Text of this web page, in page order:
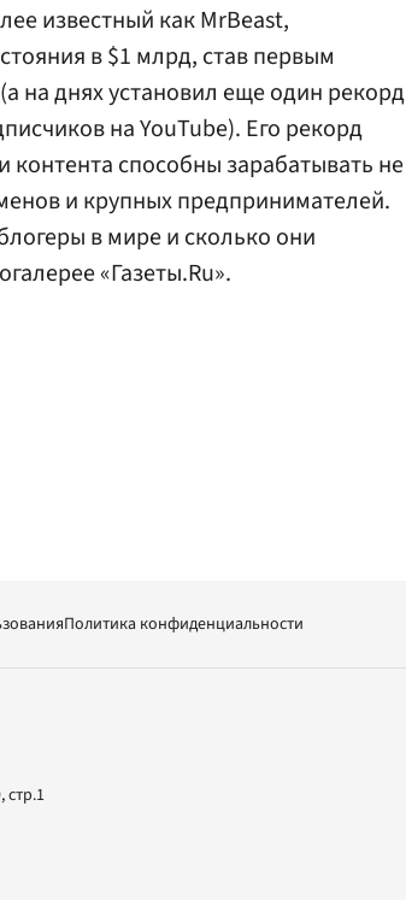
известный как MrBeast,
в $1 млрд, став первым
на днях установил еще один рекорд
на YouTube). Его рекорд
контента способны зарабатывать не
и крупных предпринимателей.
в мире и сколько они
«Газеты.Ru».
Политика конфиденциальности
стр.1